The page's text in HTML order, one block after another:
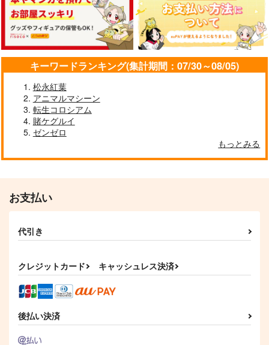
キーワードランキング(集計期間：07/30～08/05)
松永紅葉
アニマルマシーン
転生コロシアム
賭ケグルイ
ゼンゼロ
もっとみる
お支払い
代引き
クレジットカード キャッシュレス決済
後払い決済